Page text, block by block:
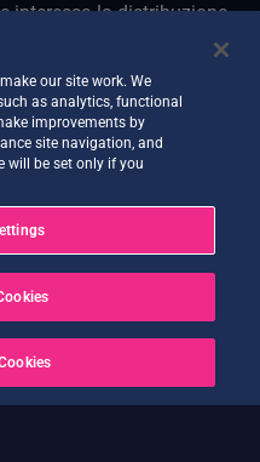
interessa la distribuzione
web il 24 luglio
Demonstrator
ora disponibile
il 21 luglio
a seguito di OVH Cloud
our site work. We
as analytics, functional
improvements by
site navigation, and
will be set only if you